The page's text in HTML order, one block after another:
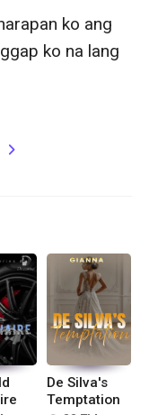
ko ang
ko na lang
expand_more
De Silva's
Temptation